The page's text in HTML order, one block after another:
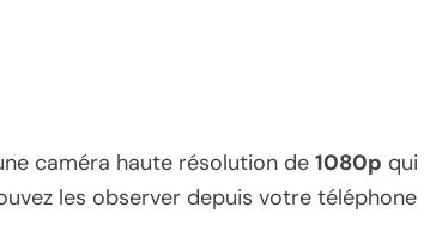
caméra haute résolution de 1080p qui
les observer depuis votre téléphone